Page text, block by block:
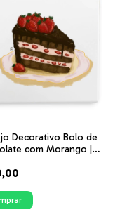
Decorativo Bolo de
com Morango |